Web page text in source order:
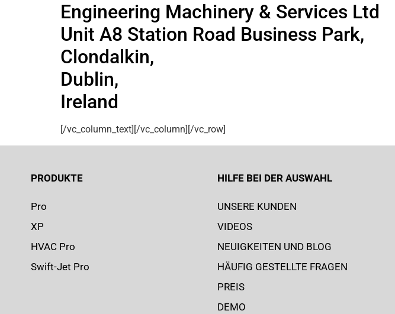
Engineering Machinery & Services Ltd
Unit A8 Station Road Business Park,
Clondalkin,
Dublin,
Ireland
[/vc_column_text][/vc_column][/vc_row]
PRODUKTE
Pro
XP
HVAC Pro
Swift-Jet Pro
HILFE BEI DER AUSWAHL
UNSERE KUNDEN
VIDEOS
NEUIGKEITEN UND BLOG
HÄUFIG GESTELLTE FRAGEN
PREIS
DEMO